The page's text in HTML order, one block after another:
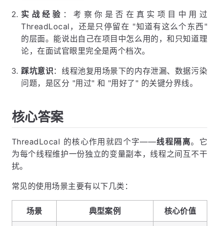
实战经验 ：考察你是否在真实项目中用过
ThreadLocal，还是只停留在 "知道有这么个东西"
的层面。能说出自己在项目中怎么用的，和只知道理
论，在面试官眼里完全是两个档次。
踩坑意识：线程池复用场景下的内存泄漏、数据污染
问题，是区分 "用过" 和 "用好了" 的关键分界线。
核心答案
ThreadLocal 的核心作用就四个字——线程隔离。它
为每个线程维护一份独立的变量副本，线程之间互不干
扰。
常见的使用场景主要有以下几类：
场景 典型案例 核心价值